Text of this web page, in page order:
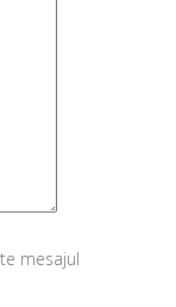
mesajul